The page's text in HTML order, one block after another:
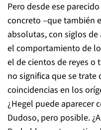
Pero desde ese
concreto –que también
absolutas, con siglos
el comportamiento de
el de cientos de reyes
no significa que se trate
coincidencias en los
¿Hegel puede aparecer
Dudoso, pero posible.